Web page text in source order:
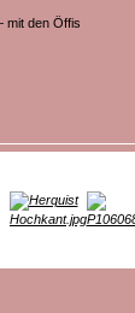
mit den Öffis